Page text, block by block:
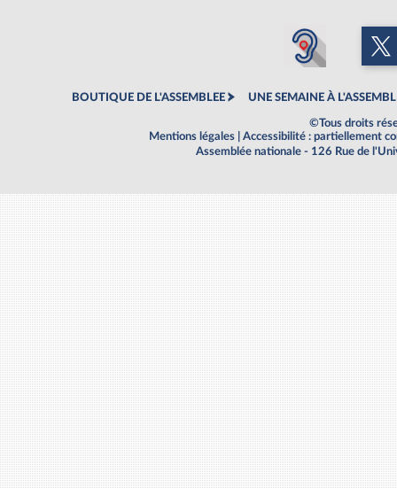
BOUTIQUE DE L'ASSEMBLEE UNE SEMAINE À
©Tous droits
Mentions légales
Accessibilité : partiellement
Assemblée nationale - 126 Rue de